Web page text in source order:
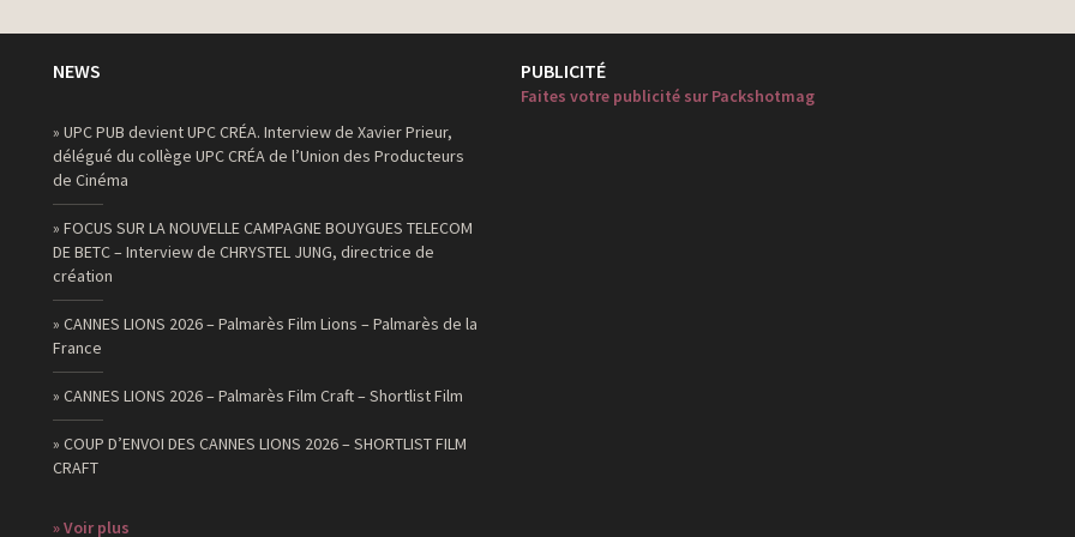
de mannequins
agence de mannequins
agence de mannequins
agence de mannequins
agence de mannequins
agence de mannequins
agence de mannequins
agence de mannequins
agence de mannequins
agence de mannequins
NEWS
» UPC PUB devient UPC CRÉA. Interview de Xavier Prieur,
délégué du collège UPC CRÉA de l’Union des Producteurs
de Cinéma
» FOCUS SUR LA NOUVELLE CAMPAGNE BOUYGUES TELECOM
DE BETC – Interview de CHRYSTEL JUNG, directrice de
création
» CANNES LIONS 2026 – Palmarès Film Lions – Palmarès de la
France
» CANNES LIONS 2026 – Palmarès Film Craft – Shortlist Film
» COUP D’ENVOI DES CANNES LIONS 2026 – SHORTLIST FILM
CRAFT
» Voir plus
PUBLICITÉ
Faites votre publicité sur Packshotmag